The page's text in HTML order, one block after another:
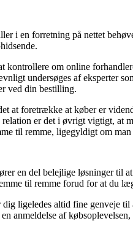
i en forretning på nettet
kontrollere om online
undersøges af eksperter
ved din bestilling.
at foretrække at køber er
relation er det i øvrigt vigtigt, at
til remme, ligegyldigt om
en del belejlige løsninger til
til remme forud for at du
dig ligeledes altid fine genveje
anmeldelse af